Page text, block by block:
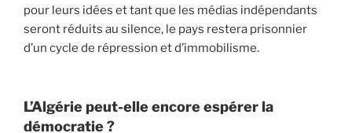
pour leurs idées et tant que les médias indépendants
seront réduits au silence, le pays restera prisonnier
d’un cycle de répression et d’immobilisme.
L’Algérie peut-elle encore espérer la
démocratie ?